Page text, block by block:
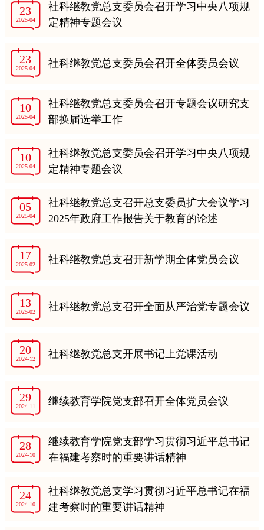
23
2025-04
社科继教党总支委员会召开学习中央八项规
定精神专题会议
23
2025-04 社科继教党总支委员会召开全体委员会议
10
2025-04
社科继教党总支委员会召开专题会议研究支
部换届选举工作
10
2025-04
社科继教党总支委员会召开学习中央八项规
定精神专题会议
05
2025-04
社科继教党总支召开总支委员扩大会议学习
2025年政府工作报告关于教育的论述
17
2025-02 社科继教党总支召开新学期全体党员会议
13
2025-02 社科继教党总支召开全面从严治党专题会议
20
2024-12 社科继教党总支开展书记上党课活动
29
2024-11 继续教育学院党支部召开全体党员会议
28
2024-10
继续教育学院党支部学习贯彻习近平总书记
在福建考察时的重要讲话精神
24
2024-10
社科继教党总支学习贯彻习近平总书记在福
建考察时的重要讲话精神